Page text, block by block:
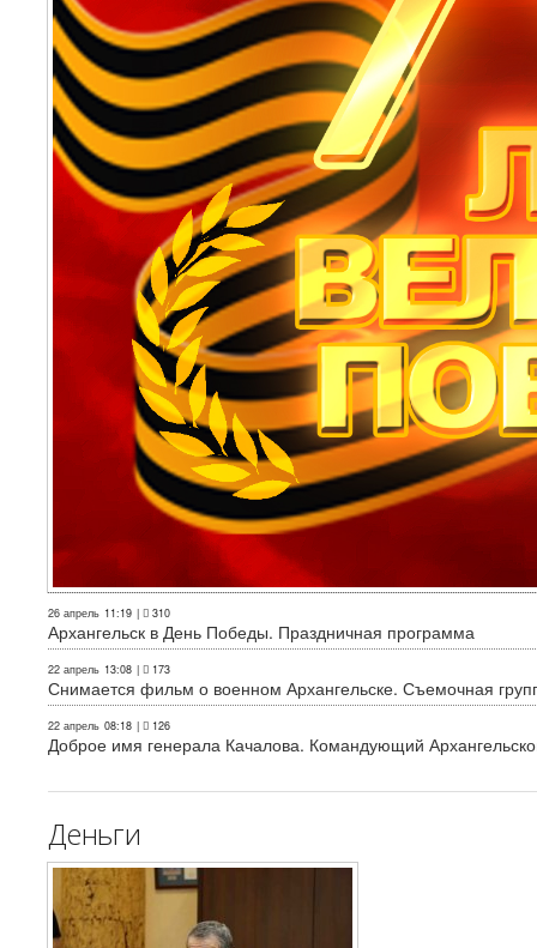
26 апрель 11:19 | 310
Архангельск в День Победы. Праздничная программа
22 апрель 13:08 | 173
Снимается фильм о военном Архангельске. Съемочная
22 апрель 08:18 | 126
Доброе имя генерала Качалова. Командующий
Деньги